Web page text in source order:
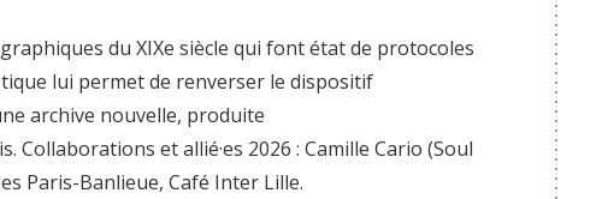
du XIXe siècle qui font état de protocoles
lui permet de renverser le dispositif
archive nouvelle, produite
Collaborations et allié·es 2026 : Camille Cario (Soul
Paris-Banlieue, Café Inter Lille.